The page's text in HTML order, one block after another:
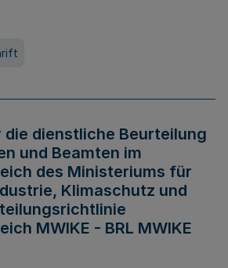
dienstliche Beurteilung
und Beamten im
des Ministeriums für
Klimaschutz und
MWIKE - BRL MWIKE